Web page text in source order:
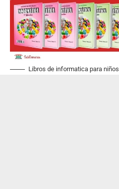
Libros de informatica para niños